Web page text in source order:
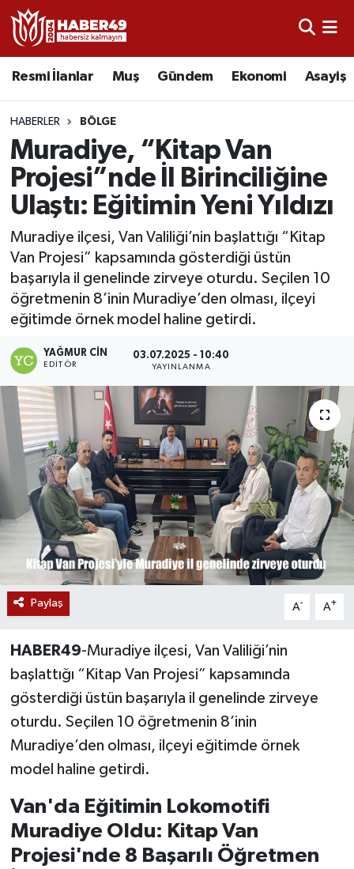
Resmi İlanlar Muş Gündem Ekonomi Asayiş
HABERLER BÖLGE
Muradiye, “Kitap Van
Projesi”nde İl Birinciliğine
Ulaştı: Eğitimin Yeni Yıldızı
Muradiye ilçesi, Van Valiliği’nin başlattığı “Kitap
Van Projesi” kapsamında gösterdiği üstün
başarıyla il genelinde zirveye oturdu. Seçilen 10
öğretmenin 8’inin Muradiye’den olması, ilçeyi
eğitimde örnek model haline getirdi.
YAĞMUR CIN
EDITÖR
03.07.2025 - 10:40
YAYINLANMA
Paylaş A- A+
HABER49-Muradiye ilçesi, Van Valiliği’nin
başlattığı “Kitap Van Projesi” kapsamında
gösterdiği üstün başarıyla il genelinde zirveye
oturdu. Seçilen 10 öğretmenin 8’inin
Muradiye’den olması, ilçeyi eğitimde örnek
model haline getirdi.
Van'da Eğitimin Lokomotifi
Muradiye Oldu: Kitap Van
Projesi'nde 8 Başarılı Öğretmen
Resmi İlanlar
Asayiş
Eğitim
Ekonomi
Sağlık
Gündem
Teknoloji
Kültür Sanat
Muş
Hasköy
Korkut
Varto
Uşak Nöbetçi Eczaneler
Uşak Hava Durumu
Uşak Namaz Vakitleri
Uşak Trafik Yoğunluk Haritası
TFF 2.Lig Kırmızı Grup Puan Durumu ve Fikstür
Tüm Manşetler
Son Dakika Haberleri